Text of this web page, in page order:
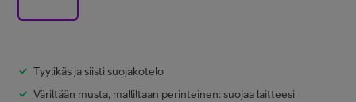
Tyylikäs ja siisti suojakotelo
Väriltään musta, malliltaan perinteinen: suojaa laitteesi